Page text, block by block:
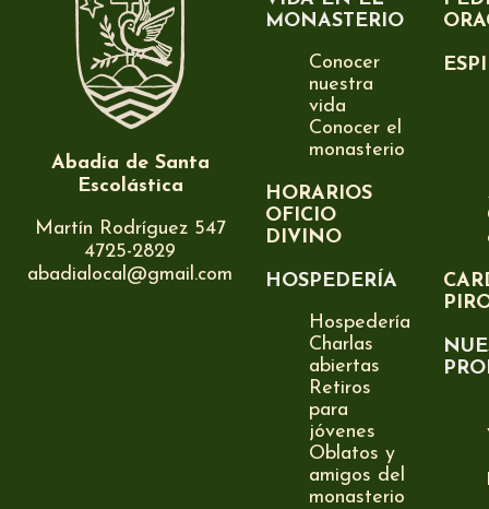
Abadía de Santa
Escolástica
Martín Rodríguez 547
4725-2829
abadialocal@gmail.com
MONASTERIO
Conocer
nuestra
vida
Conocer el
monasterio
HORARIOS
OFICIO
DIVINO
HOSPEDERÍA
Hospedería
Charlas
abiertas
Retiros
para
jóvenes
Oblatos y
amigos del
monasterio